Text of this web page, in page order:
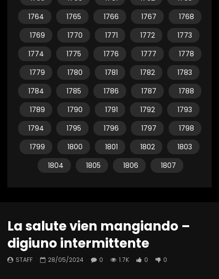
1764
1765 1766 1767
1768
1769
1770 1771 1772
1773
1774
1775 1776 1777
1778
1779
1780 1781 1782
1783
1784
1785 1786 1787
1788
1789
1790 1791 1792
1793
1794
1795 1796 1797
1798
1799
1800 1801 1802
1803
1804
1805 1806 1807
La salute vien mangiando –
digiuno intermittente
STAFF 28/05/2024 0 1.7K 0 0